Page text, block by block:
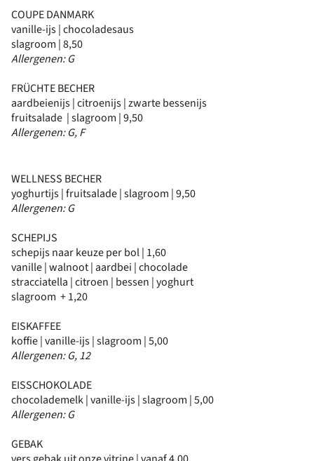
COUPE DANMARK
vanille-ijs | chocoladesaus
slagroom | 8,50
Allergenen: G
FRÜCHTE BECHER
aardbeienijs | citroenijs | zwarte bessenijs
fruitsalade | slagroom | 9,50
Allergenen: G, F
WELLNESS BECHER
yoghurtijs | fruitsalade | slagroom | 9,50
Allergenen: G
SCHEPIJS
schepijs naar keuze per bol | 1,60
vanille | walnoot | aardbei | chocolade
stracciatella | citroen | bessen | yoghurt
slagroom + 1,20
EISKAFFEE
koffie | vanille-ijs | slagroom | 5,00
Allergenen: G, 12
EISSCHOKOLADE
chocolademelk | vanille-ijs | slagroom | 5,00
Allergenen: G
GEBAK